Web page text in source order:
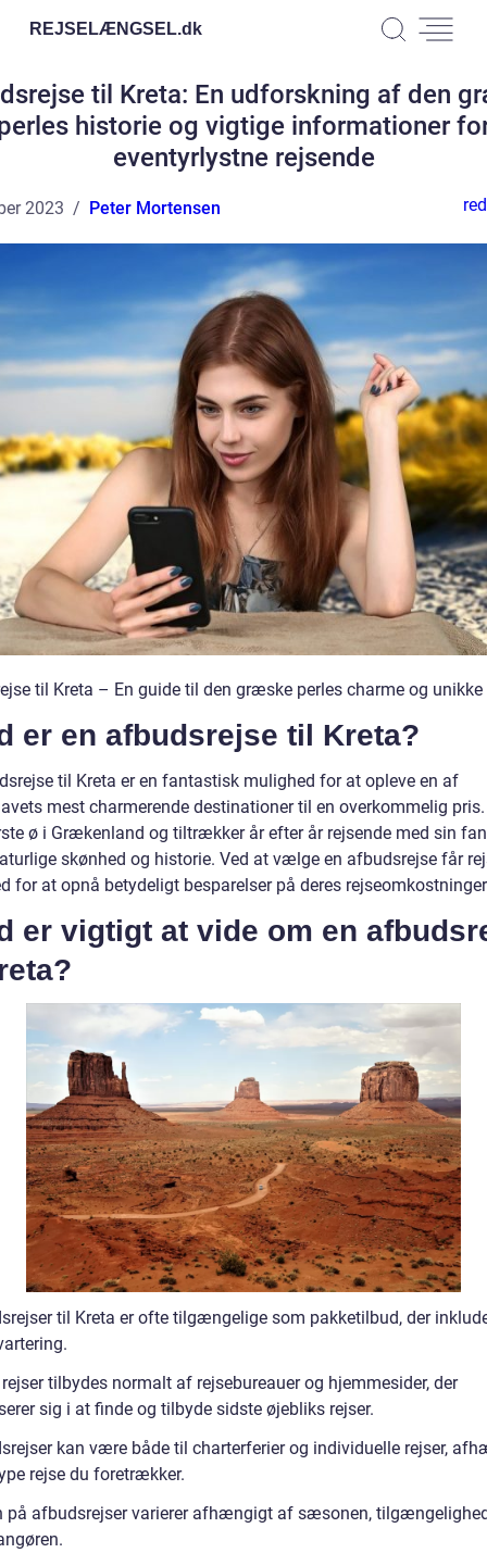
REJSELÆNGSEL.dk
til Kreta: En udforskning af den
historie og vigtige informationer
eventyrlystne rejsende
2023 Peter Mortensen
til Kreta – En guide til den græske perles charme og
er en afbudsrejse til Kreta?
til Kreta er en fantastisk mulighed for at opleve en af
mest charmerende destinationer til en overkommelig pris.
ø i Grækenland og tiltrækker år efter år rejsende med sin
skønhed og historie. Ved at vælge en afbudsrejse får
for at opnå betydeligt besparelser på deres
er vigtigt at vide om en
til Kreta er ofte tilgængelige som pakketilbud, der
tilbydes normalt af rejsebureauer og hjemmesider, der
sig i at finde og tilbyde sidste øjebliks rejser.
kan være både til charterferier og individuelle rejser,
rejse du foretrækker.
på afbudsrejser varierer afhængigt af sæsonen,